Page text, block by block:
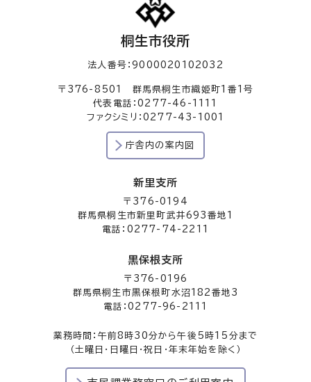
桐生市役所
法人番号：9000020102032
〒376-8501 群馬県桐生市織姫町1番1号
代表電話：0277-46-1111
ファクシミリ：0277-43-1001
庁舎内の案内図
新里支所
〒376-0194
群馬県桐生市新里町武井693番地1
電話：0277-74-2211
黒保根支所
〒376-0196
群馬県桐生市黒保根町水沼182番地3
電話：0277-96-2111
業務時間：午前8時30分から午後5時15分まで
（土曜日・日曜日・祝日・年末年始を除く）